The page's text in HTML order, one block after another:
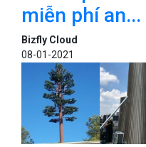
miễn phí an...
Bizfly Cloud
08-01-2021